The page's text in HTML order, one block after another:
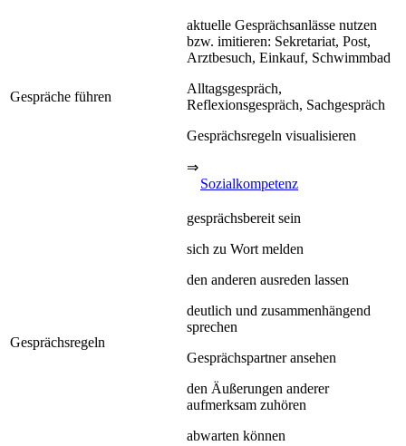
Gespräche führen
aktuelle Gesprächsanlässe nutzen
bzw. imitieren: Sekretariat, Post,
Arztbesuch, Einkauf, Schwimmbad
Alltagsgespräch,
Reflexionsgespräch, Sachgespräch
Gesprächsregeln visualisieren
⇒
Sozialkompetenz
Gesprächsregeln
gesprächsbereit sein
sich zu Wort melden
den anderen ausreden lassen
deutlich und zusammenhängend
sprechen
Gesprächspartner ansehen
den Äußerungen anderer
aufmerksam zuhören
abwarten können